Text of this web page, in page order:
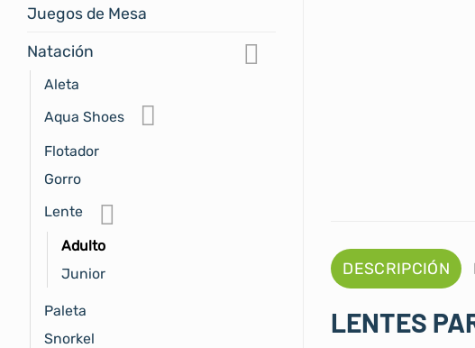
Juegos de Mesa
Natación
Aleta
Aqua Shoes
Flotador
Gorro
Lente
Adulto
Junior
Paleta
Snorkel
DESCRIPCIÓN
LENTES